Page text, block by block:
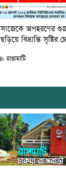
সাজেকে অপহরণের
ছড়িয়ে বিভ্রান্তি সৃষ্টির
রাঙামাটি